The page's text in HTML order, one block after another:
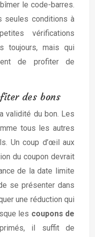
le code-barres.
seules conditions à
vérifications
toujours, mais qui
de profiter de
des bons
validité du bon. Les
tous les autres
Un coup d’œil aux
du coupon devrait
de la date limite
se présenter dans
une réduction qui
les coupons de
il suffit de